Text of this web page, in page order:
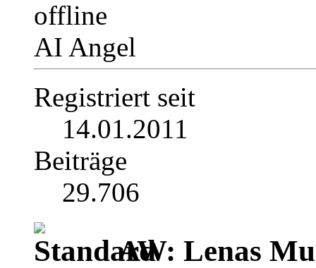
AI Angel
Registriert seit
14.01.2011
Beiträge
29.706
AW: Lenas